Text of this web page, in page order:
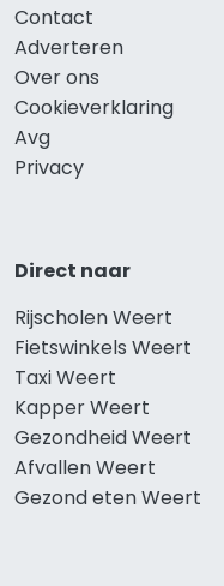
Contact
Adverteren
Over ons
Cookieverklaring
Avg
Privacy
Direct naar
Rijscholen Weert
Fietswinkels Weert
Taxi Weert
Kapper Weert
Gezondheid Weert
Afvallen Weert
Gezond eten Weert